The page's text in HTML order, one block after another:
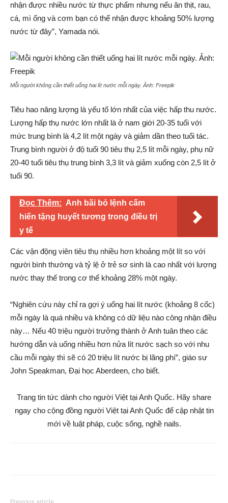
nhận được nhiều nước từ thực phẩm nhưng nếu ăn thịt, rau,
cá, mì ống và cơm bạn có thể nhận được khoảng 50% lượng
nước từ đây”, Yamada nói.
Mỗi người không cần thiết uống hai lít nước mỗi ngày. Ảnh: Freepik
Tiêu hao năng lượng là yếu tố lớn nhất của việc hấp thu nước.
Lượng hấp thụ nước lớn nhất là ở nam giới 20-35 tuổi với
mức trung bình là 4,2 lít một ngày và giảm dần theo tuổi tác.
Trung bình người ở độ tuổi 90 tiêu thụ 2,5 lít mỗi ngày, phụ nữ
20-40 tuổi tiêu thụ trung bình 3,3 lít và giảm xuống còn 2,5 lít ở
tuổi 90.
Đọc Thêm: Anh bãi bỏ lệnh cấm
hiến tặng huyết tương trong điều trị
y tế
Các vận động viên tiêu thụ nhiều hơn khoảng một lít so với
người bình thường và tỷ lệ ở trẻ sơ sinh là cao nhất với lượng
nước thay thế trong cơ thể khoảng 28% một ngày.
“Nghiên cứu này chỉ ra gợi ý uống hai lít nước (khoảng 8 cốc)
mỗi ngày là quá nhiều và không có dữ liệu nào công nhận điều
này… Nếu 40 triệu người trưởng thành ở Anh tuân theo các
hướng dẫn và uống nhiều hơn nửa lít nước sạch so với nhu
cầu mỗi ngày thì sẽ có 20 triệu lít nước bị lãng phí”, giáo sư
John Speakman, Đại học Aberdeen, cho biết.
Trang tin tức dành cho người Việt tại Anh Quốc. Hãy share
ngay cho cộng đồng người Việt tại Anh Quốc để cập nhật tin
mới về luật pháp, cuộc sống, nghề nails.